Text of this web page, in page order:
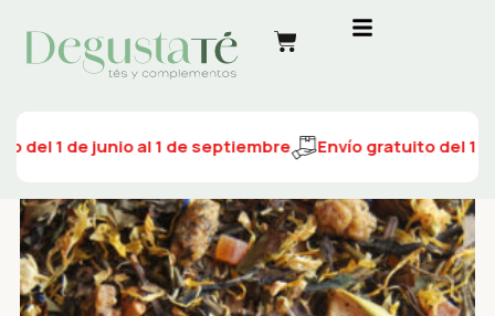
del 1 de junio al 1 de septiembre Envío gratuito del 1